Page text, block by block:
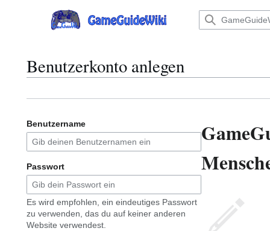
Hauptmenü
Benutzerkonto anlegen
Benutzername
Passwort
Es wird empfohlen, ein eindeutiges Passwort
zu verwenden, das du auf keiner anderen
Website verwendest.